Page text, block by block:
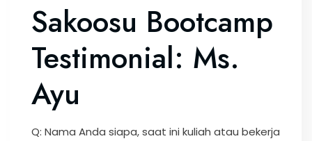
Sakoosu Bootcamp
Testimonial: Ms.
Ayu
Q: Nama Anda siapa, saat ini kuliah atau bekerja